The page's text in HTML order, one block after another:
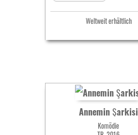
Weltweit erhältlich
Annemin Şarkisi
Komödie